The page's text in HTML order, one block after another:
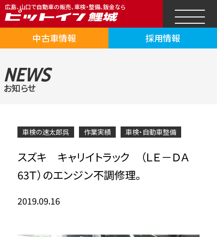
広島、山口で自動車の販売、車検・整備、鈑金なら
中古車情報 採用情報
NEWS
お知らせ
車検の速太郎呉 作業実績 車検・自動車整備
スズキ キャリイトラック （ＬＥ－ＤＡ
63Ｔ）のエンジン不調修理。
2019.09.16